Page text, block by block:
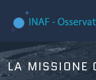
LA MISSIONE